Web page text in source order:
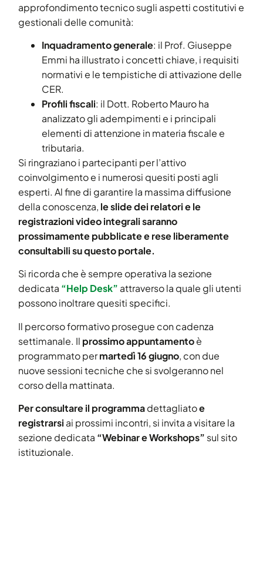
approfondimento tecnico sugli aspetti costitutivi e
gestionali delle comunità:
Inquadramento generale: il Prof. Giuseppe
Emmi ha illustrato i concetti chiave, i requisiti
normativi e le tempistiche di attivazione delle
CER.
Profili fiscali: il Dott. Roberto Mauro ha
analizzato gli adempimenti e i principali
elementi di attenzione in materia fiscale e
tributaria.
Si ringraziano i partecipanti per l’attivo
coinvolgimento e i numerosi quesiti posti agli
esperti. Al fine di garantire la massima diffusione
della conoscenza, le slide dei relatori e le
registrazioni video integrali saranno
prossimamente pubblicate e rese liberamente
consultabili su questo portale.
Si ricorda che è sempre operativa la sezione
dedicata “Help Desk” attraverso la quale gli utenti
possono inoltrare quesiti specifici.
Il percorso formativo prosegue con cadenza
settimanale. Il prossimo appuntamentoè
programmato permartedì 16 giugno, con due
nuove sessioni tecniche che si svolgeranno nel
corso della mattinata.
Per consultare il programmadettagliatoe
registrarsi ai prossimi incontri, si invita a visitare la
sezione dedicata “Webinar e Workshops” sul sito
istituzionale.